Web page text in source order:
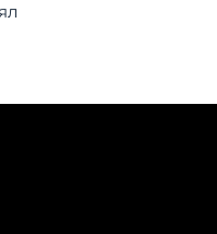
для ношения на